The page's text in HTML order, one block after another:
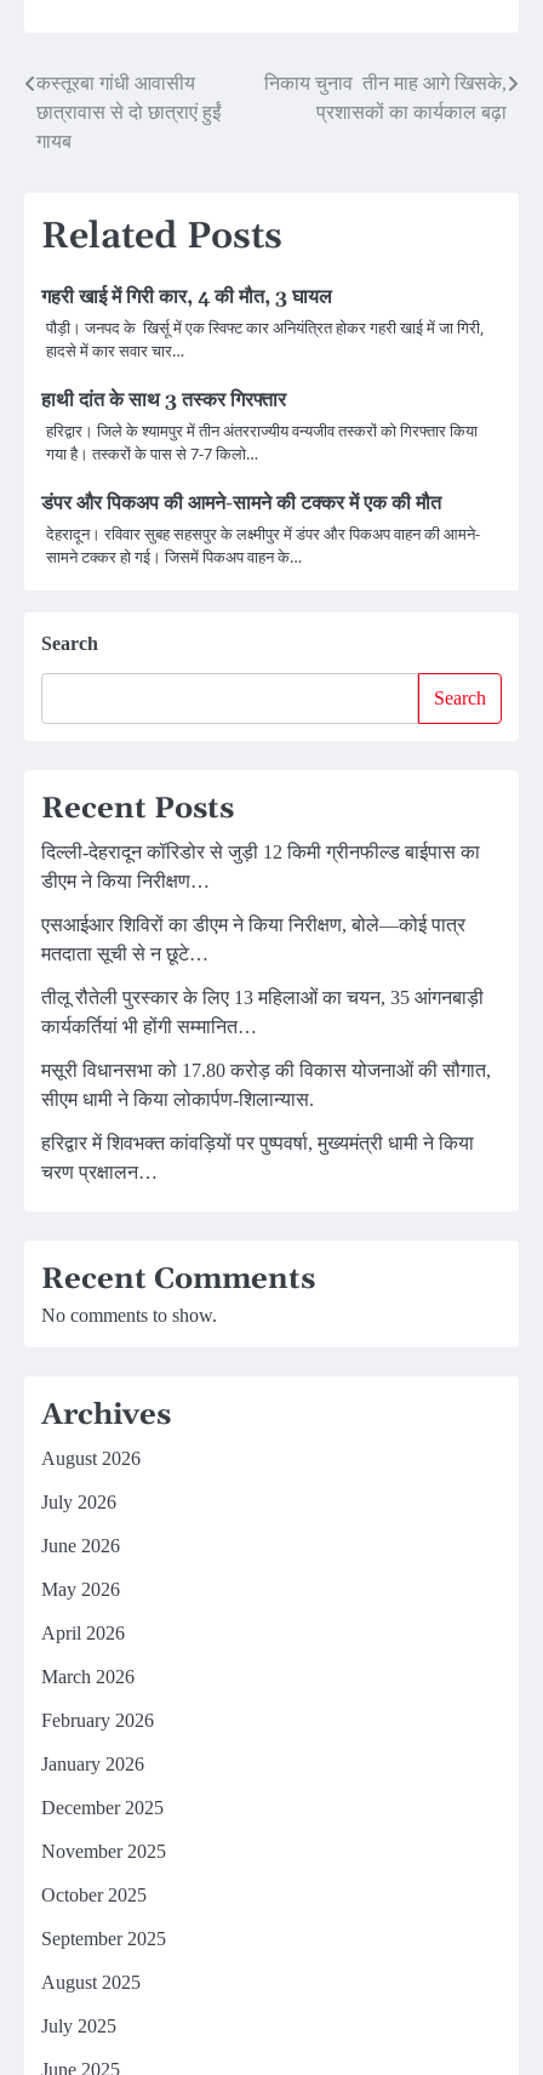
Post
navigation
कस्तूरबा गांधी आवासीय
छात्रावास से दो छात्राएं हुईं
गायब
निकाय चुनाव तीन माह आगे खिसके,
प्रशासकों का कार्यकाल बढ़ा
Related Posts
गहरी खाई में गिरी कार, 4 की मौत, 3 घायल
पौड़ी। जनपद के खिर्सू में एक स्विफ्ट कार अनियंत्रित होकर गहरी खाई में जा गिरी,
हादसे में कार सवार चार…
हाथी दांत के साथ 3 तस्कर गिरफ्तार
हरिद्वार। जिले के श्यामपुर में तीन अंतरराज्यीय वन्यजीव तस्करों को गिरफ्तार किया
गया है। तस्करों के पास से 7-7 किलो…
डंपर और पिकअप की आमने-सामने की टक्कर में एक की मौत
देहरादून। रविवार सुबह सहसपुर के लक्ष्मीपुर में डंपर और पिकअप वाहन की आमने-
सामने टक्कर हो गई। जिसमें पिकअप वाहन के…
Search
Search
Recent Posts
दिल्ली-देहरादून कॉरिडोर से जुड़ी 12 किमी ग्रीनफील्ड बाईपास का
डीएम ने किया निरीक्षण…
एसआईआर शिविरों का डीएम ने किया निरीक्षण, बोले—कोई पात्र
मतदाता सूची से न छूटे…
तीलू रौतेली पुरस्कार के लिए 13 महिलाओं का चयन, 35 आंगनबाड़ी
कार्यकर्तियां भी होंगी सम्मानित…
मसूरी विधानसभा को 17.80 करोड़ की विकास योजनाओं की सौगात,
सीएम धामी ने किया लोकार्पण-शिलान्यास.
हरिद्वार में शिवभक्त कांवड़ियों पर पुष्पवर्षा, मुख्यमंत्री धामी ने किया
चरण प्रक्षालन…
Recent Comments
No comments to show.
Archives
August 2026
July 2026
June 2026
May 2026
April 2026
March 2026
February 2026
January 2026
December 2025
November 2025
October 2025
September 2025
August 2025
July 2025
June 2025